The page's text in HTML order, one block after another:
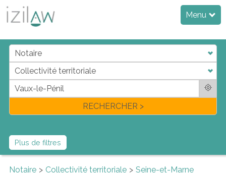
Menu
jdadi
fl
RECHERCHER >
Plus de filtres
Notaire Collectivité territoriale
Seine-et-Marne